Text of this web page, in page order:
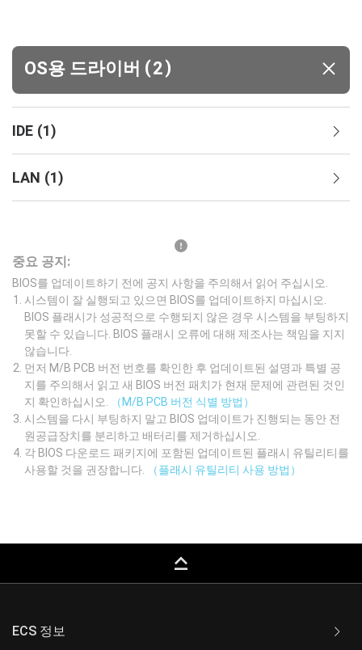
OS용 드라이버 (2)
IDE (1)
LAN (1)
중요 공지:
BIOS를 업데이트하기 전에 공지 사항을 주의해서 읽어 주십시오.
시스템이 잘 실행되고 있으면 BIOS를 업데이트하지 마십시오.
BIOS 플래시가 성공적으로 수행되지 않은 경우 시스템을 부팅하지
못할 수 있습니다. BIOS 플래시 오류에 대해 제조사는 책임을 지지
않습니다.
먼저 M/B PCB 버전 번호를 확인한 후 업데이트된 설명과 특별 공
지를 주의해서 읽고 새 BIOS 버전 패치가 현재 문제에 관련된 것인
지 확인하십시오.
（M/B PCB 버전 식별 방법）
시스템을 다시 부팅하지 말고 BIOS 업데이트가 진행되는 동안 전
원공급장치를 분리하고 배터리를 제거하십시오.
각 BIOS 다운로드 패키지에 포함된 업데이트된 플래시 유틸리티를
사용할 것을 권장합니다.
（플래시 유틸리티 사용 방법）
keyboard_capslock
ECS 정보